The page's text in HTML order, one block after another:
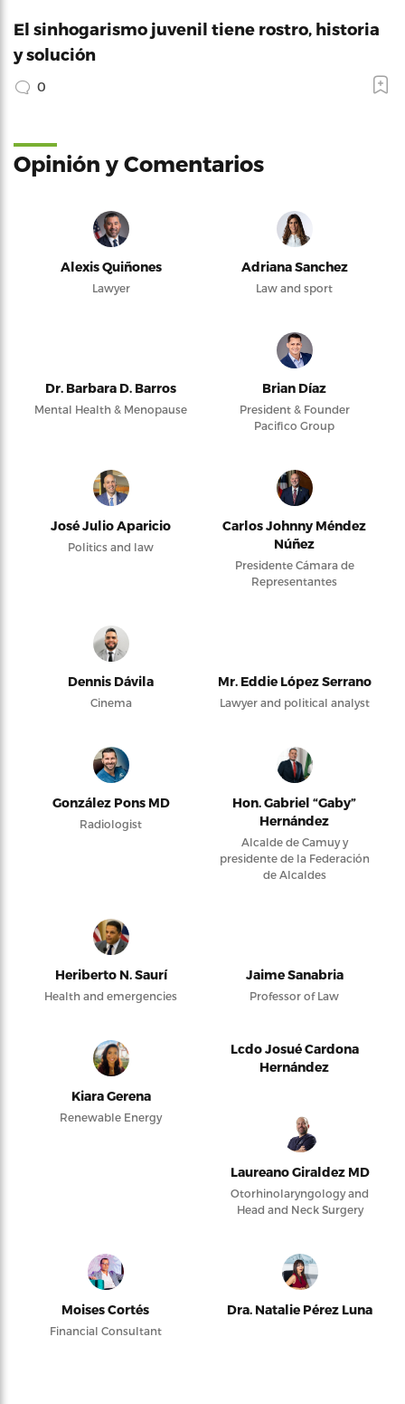
El sinhogarismo juvenil tiene rostro, historia
y solución
0
Opinión y Comentarios
Alexis Quiñones
Lawyer
Adriana Sanchez
Law and sport
Dr. Barbara D. Barros
Mental Health & Menopause
Brian Díaz
President & Founder
Pacifico Group
José Julio Aparicio
Politics and law
Carlos Johnny Méndez
Núñez
Presidente Cámara de
Representantes
Dennis Dávila
Cinema
Mr. Eddie López Serrano
Lawyer and political analyst
González Pons MD
Radiologist
Hon. Gabriel “Gaby”
Hernández
Alcalde de Camuy y
presidente de la Federación
de Alcaldes
Heriberto N. Saurí
Health and emergencies
Jaime Sanabria
Professor of Law
Kiara Gerena
Renewable Energy
Lcdo Josué Cardona
Hernández
Laureano Giraldez MD
Otorhinolaryngology and
Head and Neck Surgery
Moises Cortés
Financial Consultant
Dra. Natalie Pérez Luna